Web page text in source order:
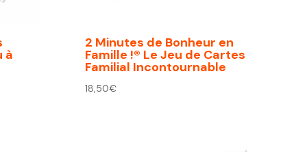
à
2 Minutes de Bonheur en
Famille !® Le Jeu de Cartes
Familial Incontournable
18,50€